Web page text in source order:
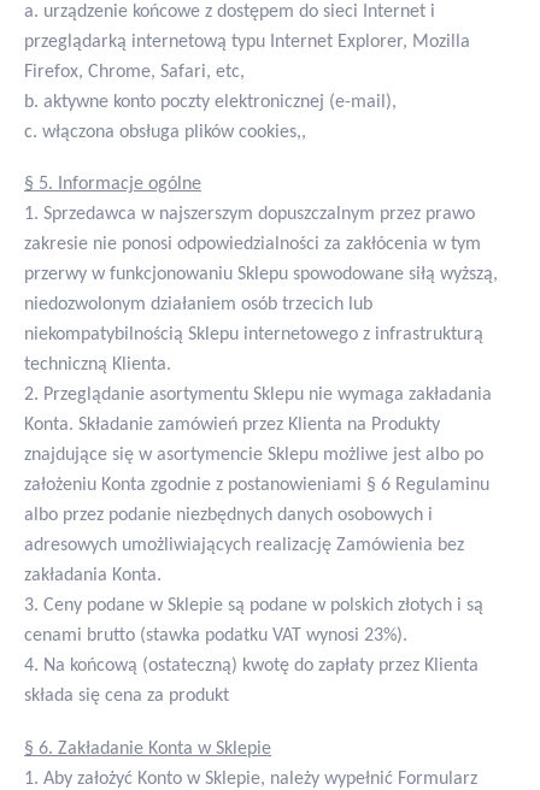
a. urządzenie końcowe z dostępem do sieci Internet i
przeglądarką internetową typu Internet Explorer, Mozilla
Firefox, Chrome, Safari, etc,
b. aktywne konto poczty elektronicznej (e-mail),
c. włączona obsługa plików cookies,,
§ 5. Informacje ogólne
1. Sprzedawca w najszerszym dopuszczalnym przez prawo
zakresie nie ponosi odpowiedzialności za zakłócenia w tym
przerwy w funkcjonowaniu Sklepu spowodowane siłą wyższą,
niedozwolonym działaniem osób trzecich lub
niekompatybilnością Sklepu internetowego z infrastrukturą
techniczną Klienta.
2. Przeglądanie asortymentu Sklepu nie wymaga zakładania
Konta. Składanie zamówień przez Klienta na Produkty
znajdujące się w asortymencie Sklepu możliwe jest albo po
założeniu Konta zgodnie z postanowieniami § 6 Regulaminu
albo przez podanie niezbędnych danych osobowych i
adresowych umożliwiających realizację Zamówienia bez
zakładania Konta.
3. Ceny podane w Sklepie są podane w polskich złotych i są
cenami brutto (stawka podatku VAT wynosi 23%).
4. Na końcową (ostateczną) kwotę do zapłaty przez Klienta
składa się cena za produkt
§ 6. Zakładanie Konta w Sklepie
1. Aby założyć Konto w Sklepie, należy wypełnić Formularz